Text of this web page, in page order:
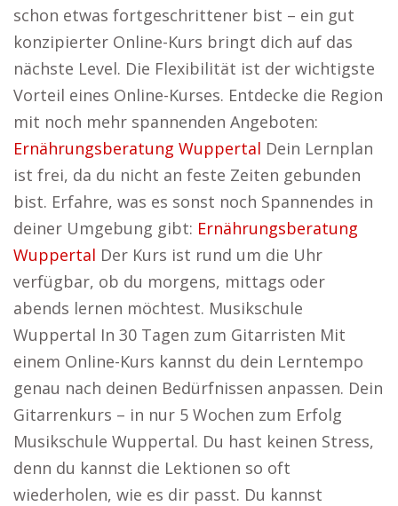
schon etwas fortgeschrittener bist – ein gut
konzipierter Online-Kurs bringt dich auf das
nächste Level. Die Flexibilität ist der wichtigste
Vorteil eines Online-Kurses. Entdecke die Region
mit noch mehr spannenden Angeboten:
Ernährungsberatung Wuppertal Dein Lernplan
ist frei, da du nicht an feste Zeiten gebunden
bist. Erfahre, was es sonst noch Spannendes in
deiner Umgebung gibt: Ernährungsberatung
Wuppertal Der Kurs ist rund um die Uhr
verfügbar, ob du morgens, mittags oder
abends lernen möchtest. Musikschule
Wuppertal In 30 Tagen zum Gitarristen Mit
einem Online-Kurs kannst du dein Lerntempo
genau nach deinen Bedürfnissen anpassen. Dein
Gitarrenkurs – in nur 5 Wochen zum Erfolg
Musikschule Wuppertal. Du hast keinen Stress,
denn du kannst die Lektionen so oft
wiederholen, wie es dir passt. Du kannst